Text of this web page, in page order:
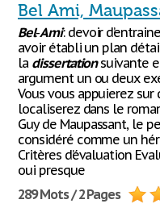
Bel Ami,
Bel-Ami: devoir
avoir établi un plan
la dissertationsuivante
argument un ou deux
Vous vous appuierez
localiserez dans le
Guy de Maupassant, le
considéré comme un
Critères d’évaluation
oui presque
289 Mots / 2 Pages